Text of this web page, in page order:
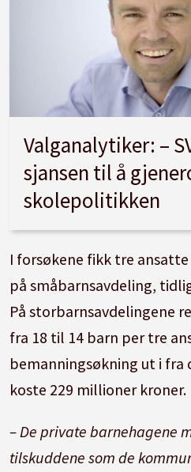
Valganalytiker: –
sjansen til å
skolepolitikken
I forsøkene fikk tre
på småbarnsavdeling,
På storbarnsavdelingene
fra 18 til 14 barn per tre
bemanningsøkning ut i
koste 229 millioner kroner.
– De private barnehagene
tilskuddene som de